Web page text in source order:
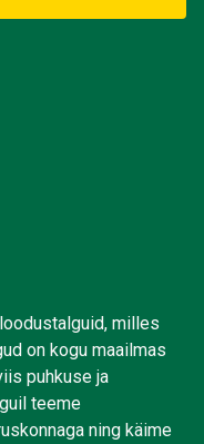
milles
on kogu maailmas
puhkuse ja
teeme
ning käime